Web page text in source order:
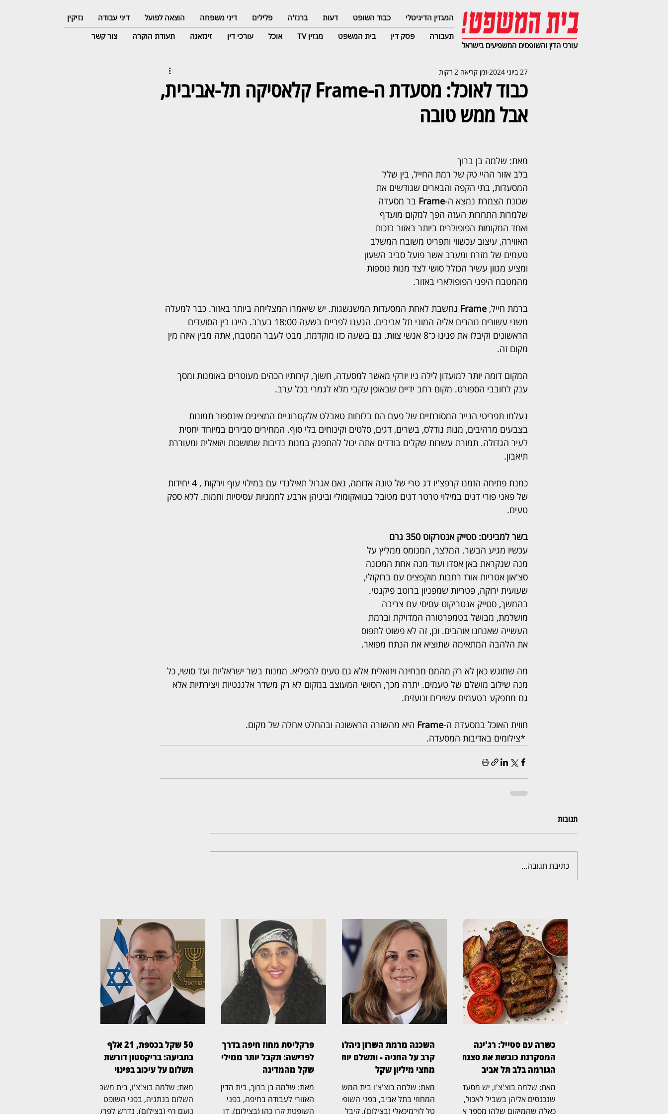
המגזין הדיגיטלי כבוד השופט דעות ברנז'ה פלילים דיני משפחה הוצאה לפועל דיני עבודה
נזיקין
תעבורה
פסק דין בית המשפט מגזין TV אוכל עורכי דין זינזאנה תעודת הוקרה צור קשר
עורכי הדין והשופטים המשפיעים בישראל
כבוד לאוכל: מסעדת ה-Frame קלאסיקה תל-אביבית,
אבל ממש טובה
27 ביוני 2024 זמן קריאה 2 דקות
מאת: שלמה בן ברוך
בלב אזור ההיי טק של רמת החייל, בין שלל
המסעדות, בתי הקפה והבארים שגודשים את
שכונת הצמרת נמצא ה-Frame בר מסעדה
שלמרות התחרות העזה הפך למקום מועדף
ואחד המקומות הפופולרים ביותר באזור בזכות
האווירה, עיצוב עכשווי ותפריט משובח המשלב
טעמים של מזרח ומערב אשר פועל סביב השעון
ומציע מגוון עשיר הכולל סושי לצד מנות נוספות
מהמטבח היפני הפופולארי באזור.
ברמת חייל, Frame נחשבת לאחת המסעדות המשגשגות. יש שיאמרו המצליחה ביותר באזור. כבר למעלה
משני עשורים נוהרים אליה המוני תל אביבים. הגענו לפריים בשעה 18:00 בערב. היינו בין הסועדים
הראשונים וקיבלו את פנינו כ־8 אנשי צוות. גם בשעה כזו מוקדמת, מבט לעבר המטבח, אתה מבין איזה מין
מקום זה.
המקום דומה יותר למועדון לילה ניו יורקי מאשר למסעדה, חשוך, קירותיו הכהים מעוטרים באומנות ומסך
ענק לחובבי הספורט. מקום רחב ידיים שבאופן עקבי מלא לגמרי בכל ערב.
נעלמו תפריטי הנייר המסורתיים של פעם הם בלוחות טאבלט אלקטרוניים המציגים אינספור תמונות
בצבעים מרהיבים, מנות נודלס, בשרים, דגים, סלטים וקינוחים בלי סוף. המחירים סבירים במיוחד יחסית
לעיר הגדולה. תמורת עשרות שקלים בודדים אתה יכול להתפנק במנות נדיבות שמושכות ויזואלית ומעוררת
תיאבון.
כמנת פתיחה הזמנו קרפצ'יו דג טרי של טונה אדומה, נאם אגרול תאילנדי עם במילוי עוף וירקות , 4 יחידות
של פאני פורי דגים במילוי טרטר דגים מטובל בגוואקומולי וביניהן ארבע לחמניות עסיסיות וחמות. ללא ספק
טעים.
בשר למבינים: סטייק אנטרקוט 350 גרם
עכשיו מגיע הבשר. המלצר, המנומס ממליץ על
מנה שנקראת באן אסדו ועוד מנה אחת המכונה
סצ'און אטריות אורז רחבות מוקפצים עם ברוקולי,
שעועית ירוקה, פטריות שמפניון ברוטב פיקנטי.
בהמשך, סטייק אנטריקוט עסיסי עם צריבה
מושלמת, מבושל בטמפרטורה המדויקת וברמת
העשייה שאנחנו אוהבים. וכן, זה לא פשוט לתפוס
את הלהבה המתאימה שתוציא את הנתח מפואר.
מה שמוגש כאן לא רק מהמם מבחינה ויזואלית אלא גם טעים להפליא. ממנות בשר ישראליות ועד סושי, כל
מנה שילוב מושלם של טעמים. יתרה מכך, הסושי המעוצב במקום לא רק משדר אלגנטיות ויצירתיות אלא
גם מתפקע בטעמים עשירים ונועזים.
חווית האוכל במסעדת ה-Frame היא מהשורה הראשונה ובהחלט אחלה של מקום.
*צילומים באדיבות המסעדה.
תגובות
כתיבת תגובה...
כשרה עם סטייל: רג'ינה
המסקרנת כובשת את סצנת
הגורמה בלב תל אביב
מאת: שלמה בוצ'צ'ו, יש מסעדות
שנכנסים אליהן בשביל לאכול, ויש
כאלה שהמיקום שלהן מספר את
השכנה מרמת השרון ניהלה
קרב על החניה - ותשלם יותר
מחצי מיליון שקל
מאת: שלמה בוצ'צ'ו בית המשפט
המחוזי בתל אביב, בפני השופטת
טל לוי־מיכאלי (בצילום), קיבל
פרקליטת מחוז חיפה בדרך
לפרישה: תקבל יותר ממיליון
שקל מהמדינה
מאת: שלמה בן ברוך, בית הדין
האזורי לעבודה בחיפה, בפני
השופטת קרן כהן (בצילום), דן
50 שקל בכספת, 21 אלף
בתביעה: בריקסטון דורשת
תשלום על עיכוב בפינוי
מאת: שלמה בוצ'צ'ו, בית משפט
השלום בנתניה, בפני השופט
נועם רף (בצילום), נדרש לפרשה